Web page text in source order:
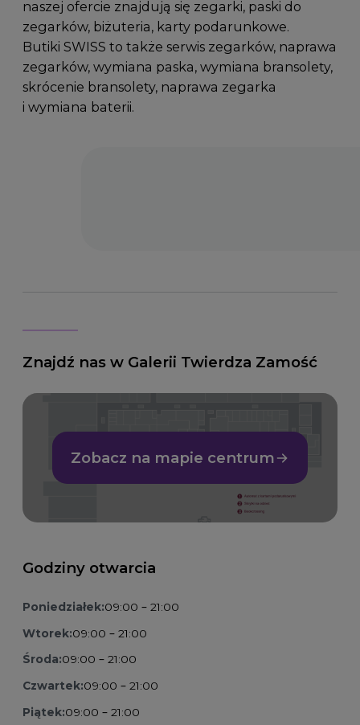
naszej ofercie znajdują się zegarki, paski do
zegarków, biżuteria, karty podarunkowe.
Butiki SWISS to także serwis zegarków, naprawa
zegarków, wymiana paska, wymiana bransolety,
skrócenie bransolety, naprawa zegarka
i wymiana baterii.
Znajdź nas w Galerii Twierdza Zamość
Zobacz na mapie centrum
Godziny otwarcia
Poniedziałek:09:00 – 21:00
Wtorek:09:00 – 21:00
Środa:09:00 – 21:00
Czwartek:09:00 – 21:00
Piątek:09:00 – 21:00